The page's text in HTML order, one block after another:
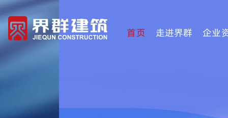
首页 走进界群 企业